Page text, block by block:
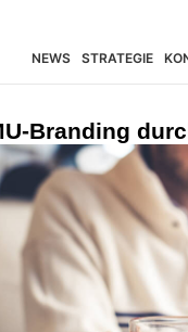
NEWS STRATEGIE
Branding